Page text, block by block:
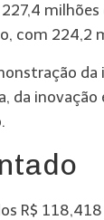
com 224,2
da
R$